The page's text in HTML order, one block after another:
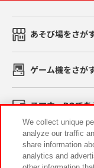
あそび場をさが
ゲーム機をさが
スマホ・PCであ
イベント・キャ
We collect unique
analyze our traffic
share information
analytics and